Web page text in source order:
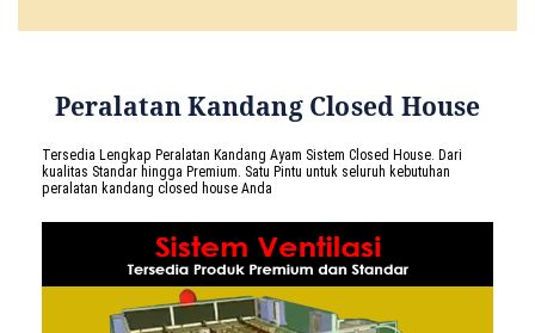
Peralatan Kandang Closed House
Tersedia Lengkap Peralatan Kandang Ayam Sistem Closed House. Dari
kualitas Standar hingga Premium. Satu Pintu untuk seluruh kebutuhan
peralatan kandang closed house Anda